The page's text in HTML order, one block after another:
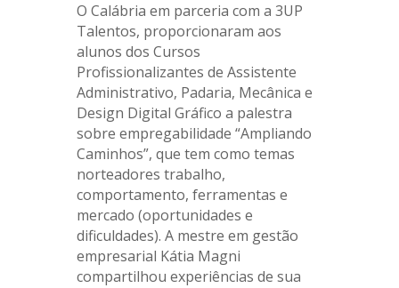
O Calábria em parceria com a 3UP
Talentos, proporcionaram aos
alunos dos Cursos
Profissionalizantes de Assistente
Administrativo, Padaria, Mecânica e
Design Digital Gráfico a palestra
sobre empregabilidade “Ampliando
Caminhos”, que tem como temas
norteadores trabalho,
comportamento, ferramentas e
mercado (oportunidades e
dificuldades). A mestre em gestão
empresarial Kátia Magni
compartilhou experiências de sua